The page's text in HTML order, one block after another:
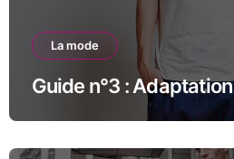
La mode
Guide n°3 : Adaptation